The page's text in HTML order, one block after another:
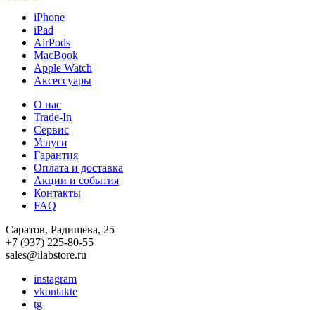
iPhone
iPad
AirPods
MacBook
Apple Watch
Аксессуары
О нас
Trade-In
Сервис
Услуги
Гарантия
Оплата и доставка
Акции и события
Контакты
FAQ
Саратов, Радищева, 25
+7 (937) 225-80-55
sales@ilabstore.ru
instagram
vkontakte
tg